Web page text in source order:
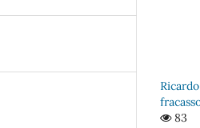
83